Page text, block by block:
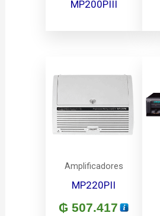
MP200PIII
Amplificadores
MP220PII
₲ 507.417